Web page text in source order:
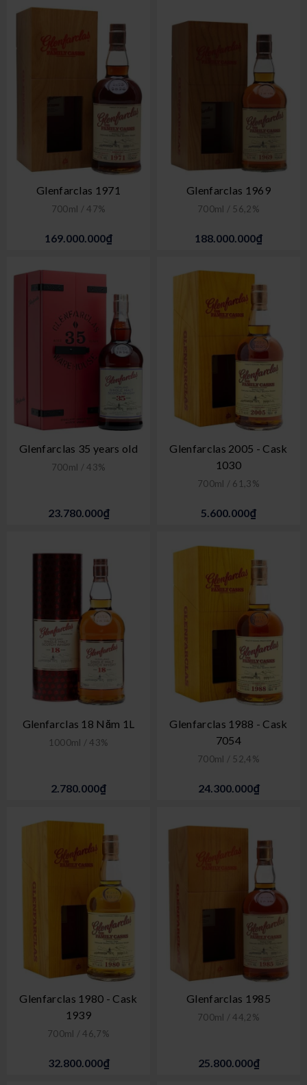
Glenfarclas 1971
700ml / 47%
169.000.000₫
Glenfarclas 1969
700ml / 56,2%
188.000.000₫
Glenfarclas 35 years old
700ml / 43%
23.780.000₫
Glenfarclas 2005 - Cask
1030
700ml / 61,3%
5.600.000₫
Glenfarclas 18 Năm 1L
1000ml / 43%
2.780.000₫
Glenfarclas 1988 - Cask
7054
700ml / 52,4%
24.300.000₫
Glenfarclas 1980 - Cask
1939
700ml / 46,7%
32.800.000₫
Glenfarclas 1985
700ml / 44,2%
25.800.000₫